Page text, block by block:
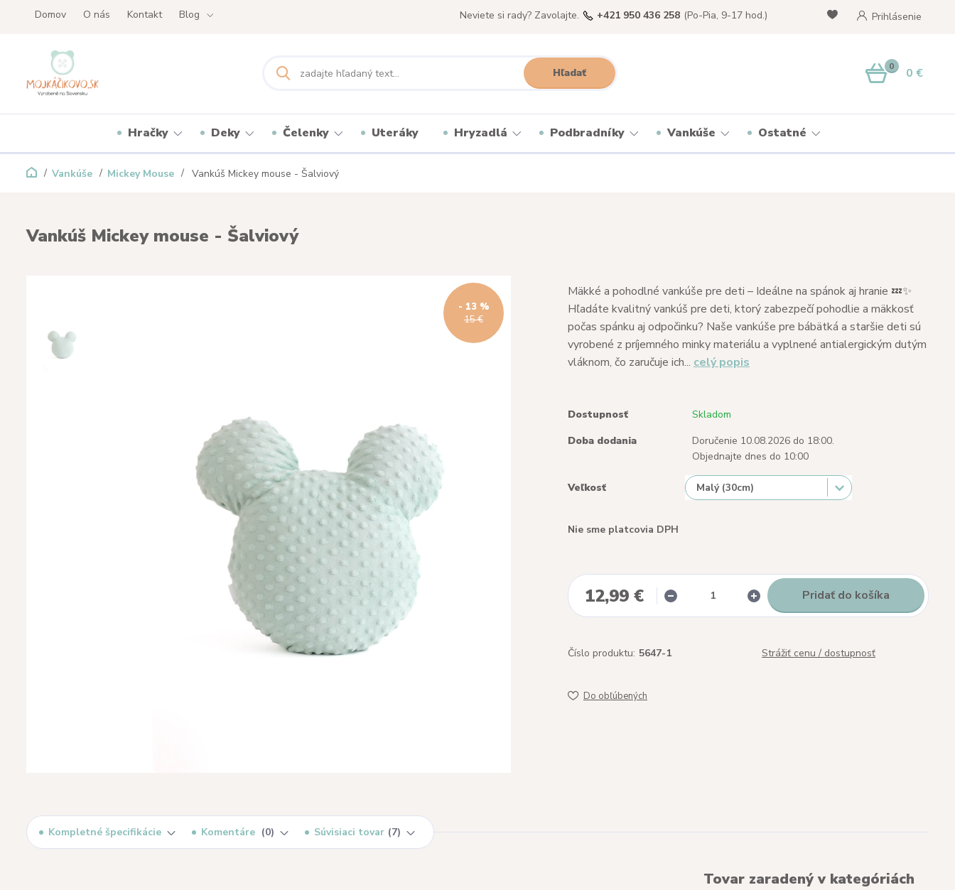
Domov O nás Kontakt Blog Prihlásenie
Hľadať
Neviete si rady? Zavolajte. +421 950 436 258 (Po-Pia, 9-17 hod.)
0 0 €
Hračky Deky Čelenky Uteráky Hryzadlá Podbradníky Vankúše Ostatné
Vankúše Mickey Mouse Vankúš Mickey mouse - Šalviový
Vankúš Mickey mouse - Šalviový
15 €
- 13 %
Mäkké a pohodlné vankúše pre deti – Ideálne na spánok aj hranie 💤✨
Hľadáte kvalitný vankúš pre deti, ktorý zabezpečí pohodlie a mäkkosť
počas spánku aj odpočinku? Naše vankúše pre bábätká a staršie deti sú
vyrobené z príjemného minky materiálu a vyplnené antialergickým dutým
vláknom, čo zaručuje ich... celý popis
Dostupnosť
Skladom
Doba dodania
Doručenie 10.08.2026 do 18:00.
Objednajte dnes do 10:00
Veľkosť
Nie sme platcovia DPH
12,99 € Pridať do košíka
Číslo produktu: 5647-1 Strážiť cenu / dostupnosť
Do obľúbených
Kompletné špecifikácie Komentáre 0 Súvisiaci tovar 7
Tovar zaradený v kategóriách